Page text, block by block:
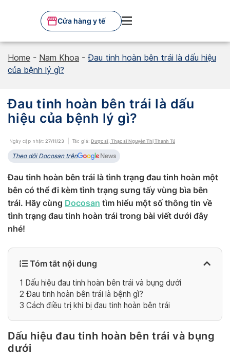
Cửa hàng y tế
Home - Nam Khoa - Đau tinh hoàn bên trái là dấu hiệu
của bệnh lý gì?
Đau tinh hoàn bên trái là dấu
hiệu của bệnh lý gì?
Ngày cập nhật: 27/11/23 Tác giả: Dược sĩ, Thạc sĩ Nguyễn Thị Thanh Tú
Theo dõi Docosan trên
Đau tinh hoàn bên trái là tình trạng đau tinh hoàn một
bên có thể đi kèm tình trạng sưng tấy vùng bìa bên
trái. Hãy cùng Docosan tìm hiểu một số thông tin về
tình trạng đau tinh hoàn trái trong bài viết dưới đây
nhé!
Tóm tắt nội dung
1 Dấu hiệu đau tinh hoàn bên trái và bụng dưới
2 Đau tinh hoàn bên trái là bệnh gì?
3 Cách điều trị khi bị đau tinh hoàn bên trái
Dấu hiệu đau tinh hoàn bên trái và bụng
dưới